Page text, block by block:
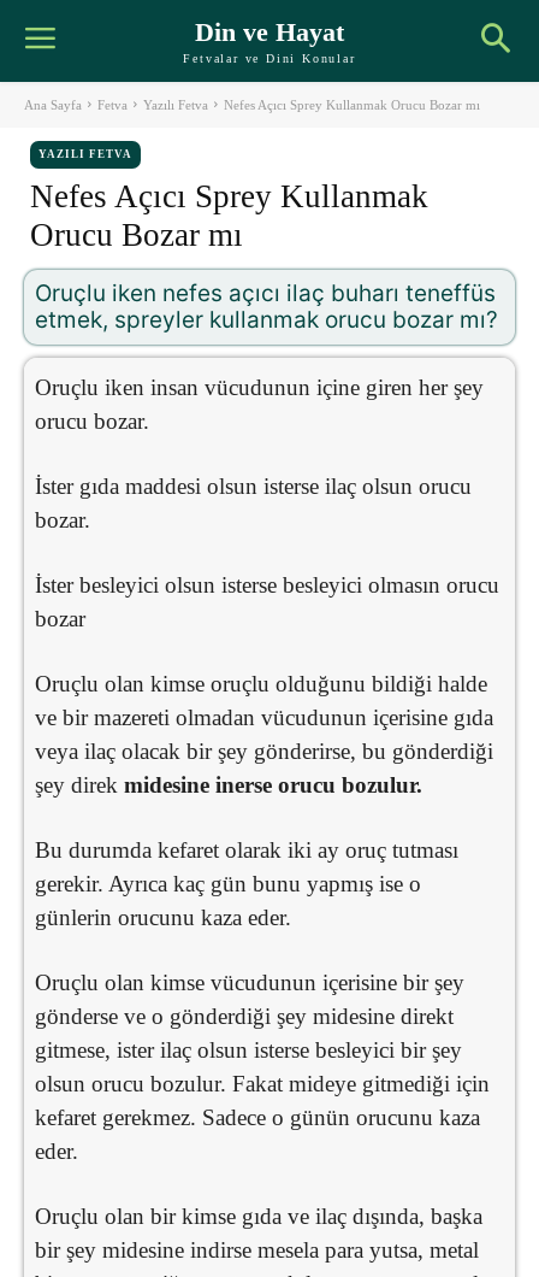
Din ve Hayat
Fetvalar ve Dini Konular
Ana Sayfa Fetva Yazılı Fetva Nefes Açıcı Sprey Kullanmak Orucu Bozar mı
YAZILI FETVA
Nefes Açıcı Sprey Kullanmak
Orucu Bozar mı
Oruçlu iken nefes açıcı ilaç buharı teneffüs
etmek, spreyler kullanmak orucu bozar mı?
Oruçlu iken insan vücudunun içine giren her şey
orucu bozar.
İster gıda maddesi olsun isterse ilaç olsun orucu
bozar.
İster besleyici olsun isterse besleyici olmasın orucu
bozar
Oruçlu olan kimse oruçlu olduğunu bildiği halde
ve bir mazereti olmadan vücudunun içerisine gıda
veya ilaç olacak bir şey gönderirse, bu gönderdiği
şey direk midesine inerse orucu bozulur.
Bu durumda kefaret olarak iki ay oruç tutması
gerekir. Ayrıca kaç gün bunu yapmış ise o
günlerin orucunu kaza eder.
Oruçlu olan kimse vücudunun içerisine bir şey
gönderse ve o gönderdiği şey midesine direkt
gitmese, ister ilaç olsun isterse besleyici bir şey
olsun orucu bozulur. Fakat mideye gitmediği için
kefaret gerekmez. Sadece o günün orucunu kaza
eder.
Oruçlu olan bir kimse gıda ve ilaç dışında, başka
bir şey midesine indirse mesela para yutsa, metal